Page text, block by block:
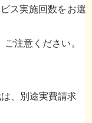
ス実施回数をお選
注意ください。
、別途実費請求